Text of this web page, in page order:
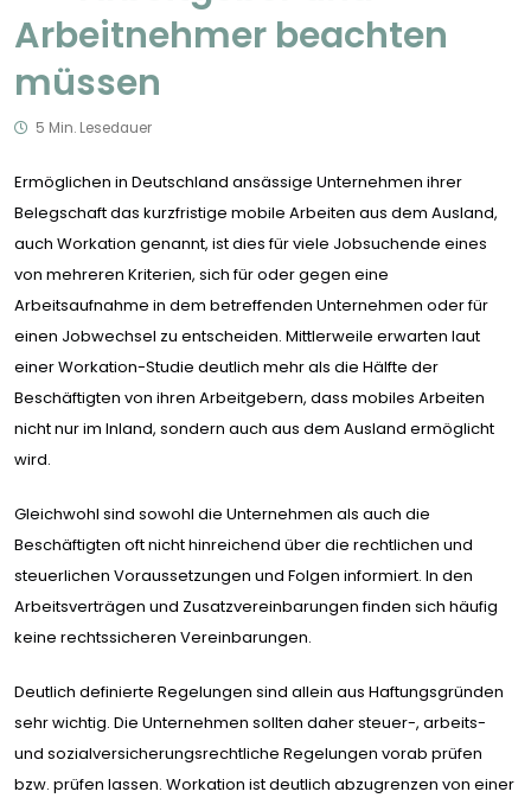
Arbeitnehmer beachten
müssen
5 Min. Lesedauer
Ermöglichen in Deutschland ansässige Unternehmen ihrer
Belegschaft das kurzfristige mobile Arbeiten aus dem Ausland,
auch Workation genannt, ist dies für viele Jobsuchende eines
von mehreren Kriterien, sich für oder gegen eine
Arbeitsaufnahme in dem betreffenden Unternehmen oder für
einen Jobwechsel zu entscheiden. Mittlerweile erwarten laut
einer Workation-Studie deutlich mehr als die Hälfte der
Beschäftigten von ihren Arbeitgebern, dass mobiles Arbeiten
nicht nur im Inland, sondern auch aus dem Ausland ermöglicht
wird.
Gleichwohl sind sowohl die Unternehmen als auch die
Beschäftigten oft nicht hinreichend über die rechtlichen und
steuerlichen Voraussetzungen und Folgen informiert. In den
Arbeitsverträgen und Zusatzvereinbarungen finden sich häufig
keine rechtssicheren Vereinbarungen.
Deutlich definierte Regelungen sind allein aus Haftungsgründen
sehr wichtig. Die Unternehmen sollten daher steuer-, arbeits-
und sozialversicherungsrechtliche Regelungen vorab prüfen
bzw. prüfen lassen. Workation ist deutlich abzugrenzen von einer